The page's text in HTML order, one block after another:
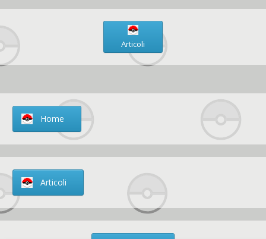
Articoli
Home
Articoli